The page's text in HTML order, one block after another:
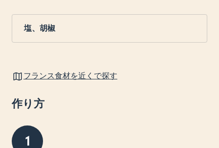
塩、胡椒
フランス食材を近くで探す
作り方
1